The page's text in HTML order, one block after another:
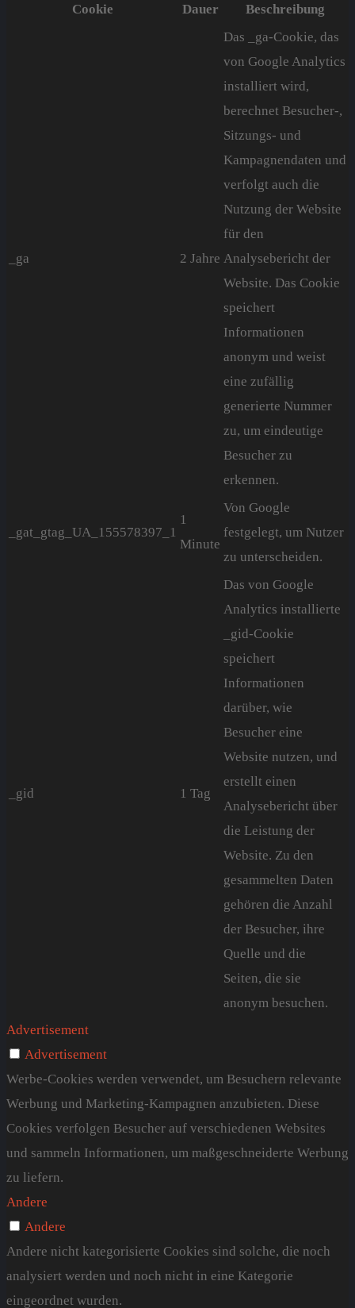
Cookie
Dauer Beschreibung
_ga 2 Jahre
Das _ga-Cookie, das
von Google Analytics
installiert wird,
berechnet Besucher-,
Sitzungs- und
Kampagnendaten und
verfolgt auch die
Nutzung der Website
für den
Analysebericht der
Website. Das Cookie
speichert
Informationen
anonym und weist
eine zufällig
generierte Nummer
zu, um eindeutige
Besucher zu
erkennen.
_gat_gtag_UA_155578397_1
1
Minute
Von Google
festgelegt, um Nutzer
zu unterscheiden.
_gid 1 Tag
Das von Google
Analytics installierte
_gid-Cookie
speichert
Informationen
darüber, wie
Besucher eine
Website nutzen, und
erstellt einen
Analysebericht über
die Leistung der
Website. Zu den
gesammelten Daten
gehören die Anzahl
der Besucher, ihre
Quelle und die
Seiten, die sie
anonym besuchen.
Advertisement
Advertisement
Werbe-Cookies werden verwendet, um Besuchern relevante
Werbung und Marketing-Kampagnen anzubieten. Diese
Cookies verfolgen Besucher auf verschiedenen Websites
und sammeln Informationen, um maßgeschneiderte Werbung
zu liefern.
Andere
Andere
Andere nicht kategorisierte Cookies sind solche, die noch
analysiert werden und noch nicht in eine Kategorie
eingeordnet wurden.